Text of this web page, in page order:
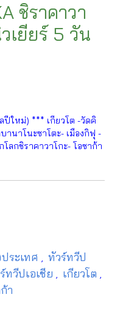
ชิราคาวา
เยียร์ 5 วัน
ปีใหม่) *** เกียวโต -วัดคิ
นาโนะซาโตะ- เมืองกิฟุ -
ลกชิราคาวาโกะ- โอซาก้า
ระเทศ , ทัวร์ทวีป
ทวีปเอเชีย , เกียวโต ,
า